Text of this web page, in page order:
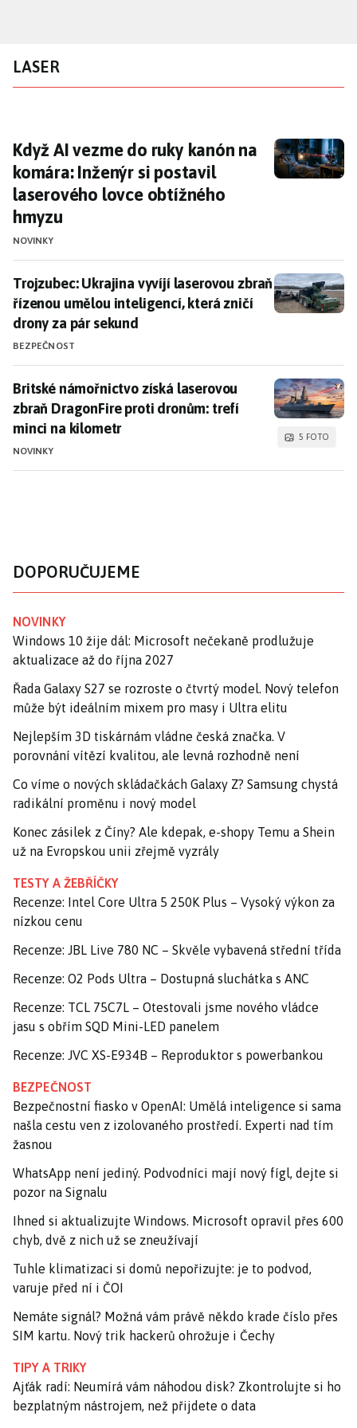
obsahu
LASER
Když AI vezme do ruky kanón na komára:
Když AI vezme do ruky kanón na
komára: Inženýr si postavil
laserového lovce obtížného
hmyzu
NOVINKY
Trojzubec: Ukrajina vyvíjí laserovou zbraň řízenou
Trojzubec: Ukrajina vyvíjí laserovou zbraň
řízenou umělou inteligencí, která zničí
drony za pár sekund
BEZPEČNOST
Britské námořnictvo získá laserovou zbraň
Britské námořnictvo získá laserovou
zbraň DragonFire proti dronům: trefí
minci na kilometr
NOVINKY
5 FOTO
DOPORUČUJEME
NOVINKY
Windows 10 žije dál: Microsoft nečekaně prodlužuje
aktualizace až do října 2027
Řada Galaxy S27 se rozroste o čtvrtý model. Nový telefon
může být ideálním mixem pro masy i Ultra elitu
Nejlepším 3D tiskárnám vládne česká značka. V
porovnání vítězí kvalitou, ale levná rozhodně není
Co víme o nových skládačkách Galaxy Z? Samsung chystá
radikální proměnu i nový model
Konec zásilek z Číny? Ale kdepak, e-shopy Temu a Shein
už na Evropskou unii zřejmě vyzrály
TESTY A ŽEBŘÍČKY
Recenze: Intel Core Ultra 5 250K Plus – Vysoký výkon za
nízkou cenu
Recenze: JBL Live 780 NC – Skvěle vybavená střední třída
Recenze: O2 Pods Ultra – Dostupná sluchátka s ANC
Recenze: TCL 75C7L – Otestovali jsme nového vládce
jasu s obřím SQD Mini-LED panelem
Recenze: JVC XS-E934B – Reproduktor s powerbankou
BEZPEČNOST
Bezpečnostní fiasko v OpenAI: Umělá inteligence si sama
našla cestu ven z izolovaného prostředí. Experti nad tím
žasnou
WhatsApp není jediný. Podvodníci mají nový fígl, dejte si
pozor na Signalu
Ihned si aktualizujte Windows. Microsoft opravil přes 600
chyb, dvě z nich už se zneužívají
Tuhle klimatizaci si domů nepořizujte: je to podvod,
varuje před ní i ČOI
Nemáte signál? Možná vám právě někdo krade číslo přes
SIM kartu. Nový trik hackerů ohrožuje i Čechy
TIPY A TRIKY
Ajťák radí: Neumírá vám náhodou disk? Zkontrolujte si ho
bezplatným nástrojem, než přijdete o data